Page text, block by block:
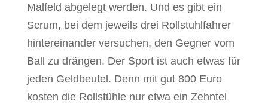
Malfeld abgelegt werden. Und es gibt ein
Scrum, bei dem jeweils drei Rollstuhlfahrer
hintereinander versuchen, den Gegner vom
Ball zu drängen. Der Sport ist auch etwas für
jeden Geldbeutel. Denn mit gut 800 Euro
kosten die Rollstühle nur etwa ein Zehntel